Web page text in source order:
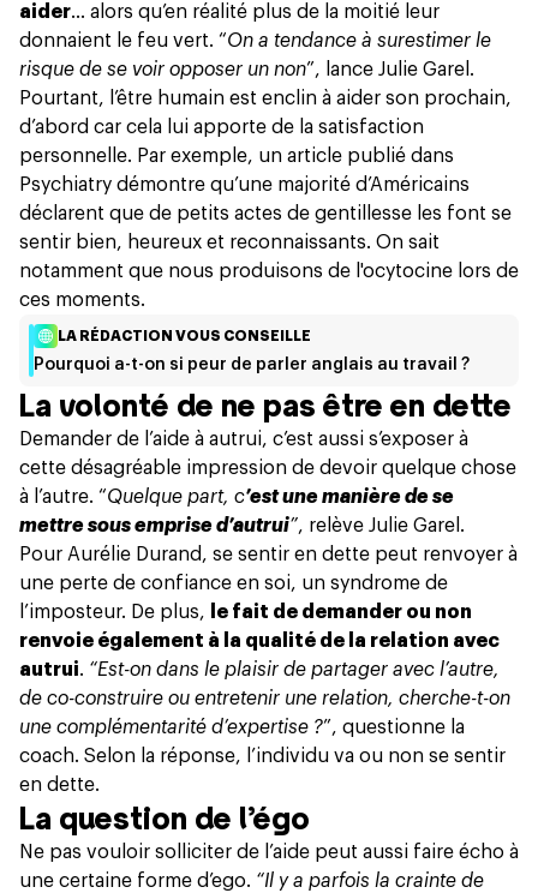
aider… alors qu’en réalité plus de la moitié leur
donnaient le feu vert. “On a tendance à surestimer le
risque de se voir opposer un non”, lance Julie Garel.
Pourtant, l’être humain est enclin à aider son prochain,
d’abord car cela lui apporte de la satisfaction
personnelle. Par exemple, un article publié dans
Psychiatry démontre qu’une majorité d’Américains
déclarent que de petits actes de gentillesse les font se
sentir bien, heureux et reconnaissants. On sait
notamment que nous produisons de l'ocytocine lors de
ces moments.
LA RÉDACTION VOUS CONSEILLE
Pourquoi a-t-on si peur de parler anglais au travail ?
La volonté de ne pas être en dette
Demander de l’aide à autrui, c’est aussi s’exposer à
cette désagréable impression de devoir quelque chose
à l’autre. “Quelque part, c’est une manière de se
mettre sous emprise d’autrui”, relève Julie Garel.
Pour Aurélie Durand, se sentir en dette peut renvoyer à
une perte de confiance en soi, un syndrome de
l’imposteur. De plus,
le fait de demander ou non
renvoie également à la qualité de la relation avec
autrui. “Est-on dans le plaisir de partager avec l’autre,
de co-construire ou entretenir une relation, cherche-t-on
une complémentarité d’expertise ?”, questionne la
coach. Selon la réponse, l’individu va ou non se sentir
en dette.
La question de l’égo
Ne pas vouloir solliciter de l’aide peut aussi faire écho à
une certaine forme d’ego. “Il y a parfois la crainte de